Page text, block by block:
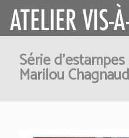
Série
Marilou